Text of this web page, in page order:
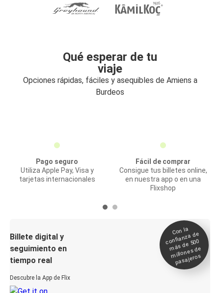
Qué esperar de tu
viaje
Opciones rápidas, fáciles y asequibles de Amiens a
Burdeos
Pago seguro
Utiliza Apple Pay, Visa y
tarjetas internacionales
Fácil de comprar
Consigue tus billetes online,
en nuestra app o en una
Flixshop
Billete digital y
seguimiento en
tiempo real
Descubre la App de Flix
Con la
confianza de
más de 500
millones de
pasajeros